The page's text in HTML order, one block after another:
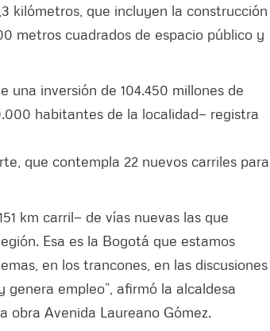
kilómetros, que incluyen la construcción
metros cuadrados de espacio público y
inversión de 104.450 millones de
habitantes de la localidad— registra
que contempla 22 nuevos carriles para
km carril— de vías nuevas las que
Esa es la Bogotá que estamos
en los trancones, en las discusiones
empleo”, afirmó la alcaldesa
obra Avenida Laureano Gómez.